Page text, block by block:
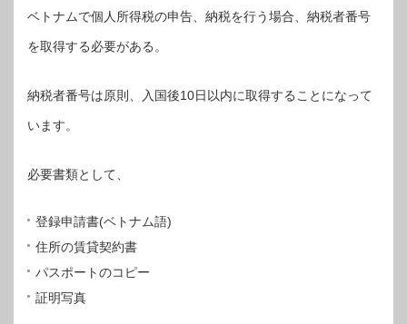
ベトナムで個人所得税の申告、納税を行う場合、納税者番号
を取得する必要がある。
納税者番号は原則、入国後10日以内に取得することになって
います。
必要書類として、
登録申請書(ベトナム語)
住所の賃貸契約書
パスポートのコピー
証明写真